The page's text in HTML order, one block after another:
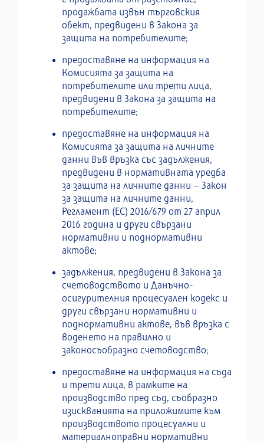
продажбата извън търговския
обект, предвидени в Закона за
защита на потребителите;
предоставяне на информация на
Комисията за защита на
потребителите или трети лица,
предвидени в Закона за защита на
потребителите;
предоставяне на информация на
Комисията за защита на личните
данни във връзка със задължения,
предвидени в нормативната уредба
за защита на личните данни – Закон
за защита на личните данни,
Регламент (ЕС) 2016/679 от 27 април
2016 година и други свързани
нормативни и поднормативни
актове;
задължения, предвидени в Закона за
счетоводството и Данъчно-
осигурителния процесуален кодекс и
други свързани нормативни и
поднормативни актове, във връзка с
воденето на правилно и
законосъобразно счетоводство;
предоставяне на информация на съда
и трети лица, в рамките на
производство пред съд, съобразно
изискванията на приложимите към
производството процесуални и
материалноправни нормативни